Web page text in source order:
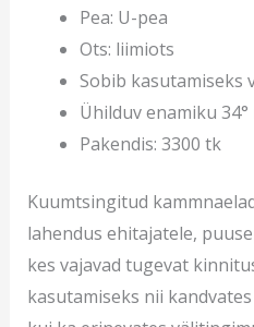
Pea: U-pea
Ots: liimiots
Sobib kasutamiseks
Ühilduv enamiku
Pakendis: 3300 tk
Kuumtsingitud
lahendus ehitajatele,
kes vajavad tugevat
kasutamiseks nii